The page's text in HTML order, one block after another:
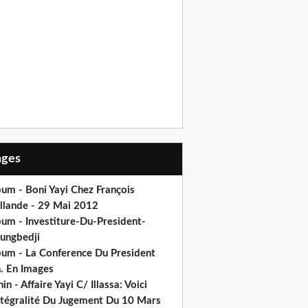
- Boni Yayi Chez François
- 29 Mai 2012
- Investiture-Du-President-
- La Conference Du President
En Images
- Affaire Yayi C/ Illassa: Voici
Du Jugement Du 10 Mars